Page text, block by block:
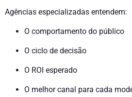
Agências especializadas entendem:
O comportamento do público
O ciclo de decisão
O ROI esperado
O melhor canal para cada